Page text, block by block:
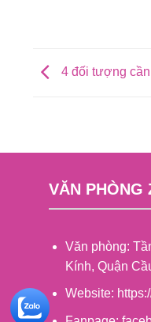
4 đối tượng
VĂN PHÒNG
Văn phòng:
Kính, Quận
Website: